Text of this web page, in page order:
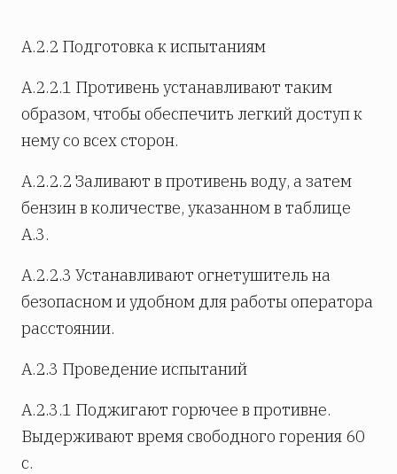
А.2.2 Подготовка к испытаниям
А.2.2.1 Противень устанавливают таким
образом, чтобы обеспечить легкий доступ к
нему со всех сторон.
А.2.2.2 Заливают в противень воду, а затем
бензин в количестве, указанном в таблице
А.3.
А.2.2.3 Устанавливают огнетушитель на
безопасном и удобном для работы оператора
расстоянии.
А.2.3 Проведение испытаний
А.2.3.1 Поджигают горючее в противне.
Выдерживают время свободного горения 60
с.